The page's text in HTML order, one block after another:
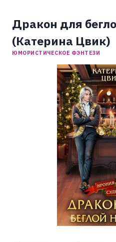
Дракон для
(Катерина Цвик)
ЮМОРИСТИЧЕСКОЕ ФЭНТЕЗИ